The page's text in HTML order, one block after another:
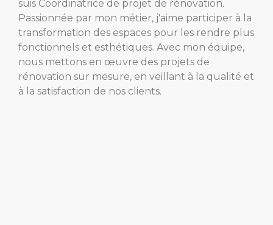
suis Coordinatrice de projet de rénovation.
Passionnée par mon métier, j'aime participer à la
transformation des espaces pour les rendre plus
fonctionnels et esthétiques. Avec mon équipe,
nous mettons en œuvre des projets de
rénovation sur mesure, en veillant à la qualité et
à la satisfaction de nos clients.